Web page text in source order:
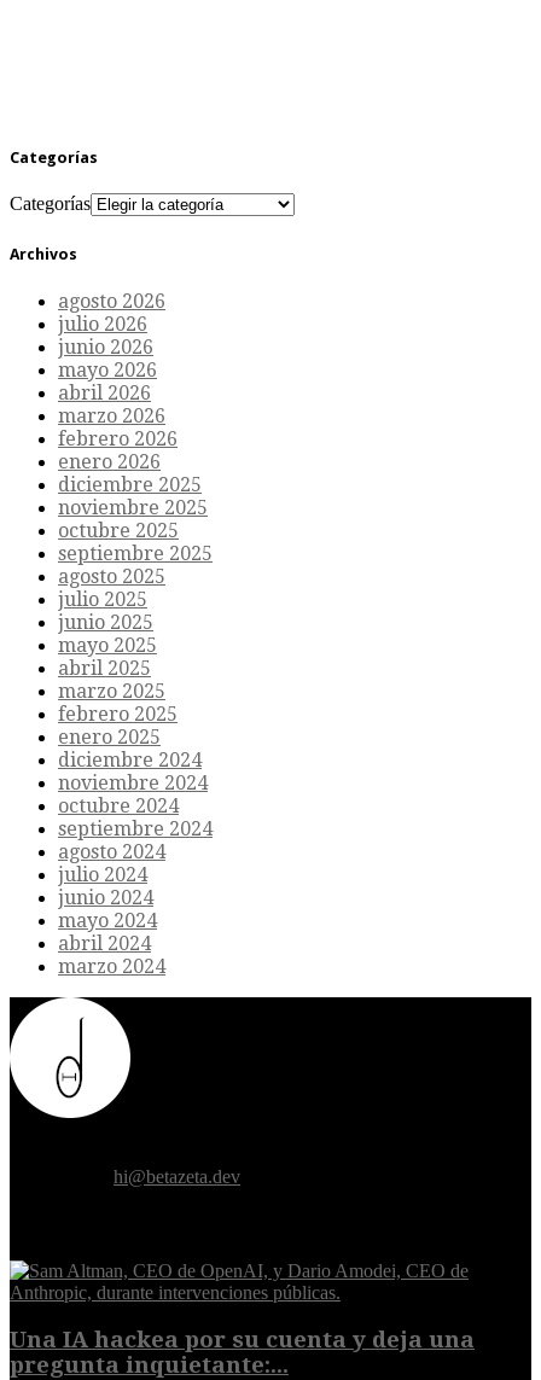
Categorías
Categorías
Archivos
agosto 2026
julio 2026
junio 2026
mayo 2026
abril 2026
marzo 2026
febrero 2026
enero 2026
diciembre 2025
noviembre 2025
octubre 2025
septiembre 2025
agosto 2025
julio 2025
junio 2025
mayo 2025
abril 2025
marzo 2025
febrero 2025
enero 2025
diciembre 2024
noviembre 2024
octubre 2024
septiembre 2024
agosto 2024
julio 2024
junio 2024
mayo 2024
abril 2024
marzo 2024
hi@betazeta.dev
Una IA hackea por su cuenta y deja una
pregunta inquietante:...